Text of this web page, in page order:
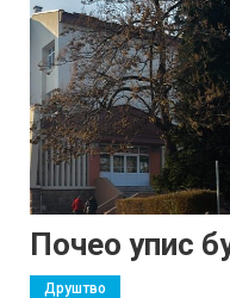
Почео упис
Друштво